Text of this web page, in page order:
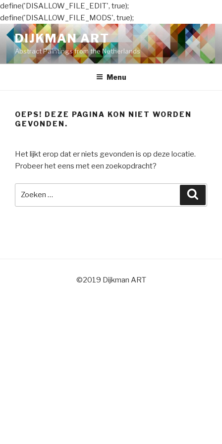
define('DISALLOW_FILE_EDIT', true);
define('DISALLOW_FILE_MODS', true);
Naar
de
inhoud
springen
DIJKMAN ART
Abstract Paintings from the Netherlands
Menu
OEPS! DEZE PAGINA KON NIET WORDEN
GEVONDEN.
Het lijkt erop dat er niets gevonden is op deze locatie.
Probeer het eens met een zoekopdracht?
©2019 Dijkman ART